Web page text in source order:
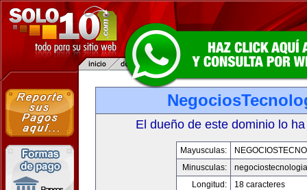
El dueño de este dominio lo
Mayusculas:
Minusculas:
Longitud:
18 caracteres